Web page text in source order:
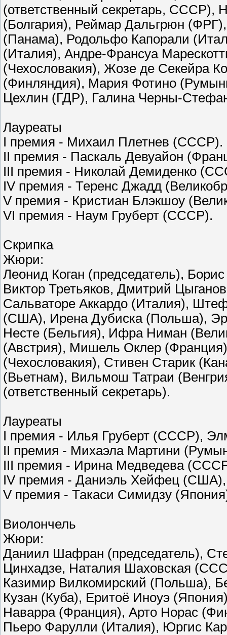
(ответственный секретарь, СССР),
(Болгария), Реймар Дальгрюн
(Панама), Родольфо Капорали
(Италия), Андре-Франсуа
(Чехословакия), Жозе де Секейра
(Финляндия), Мария Фотино
Цехлин (ГДР), Галина Черны-
Лауреаты
I премия - Михаил Плетнев (СССР).
II премия - Паскаль Девуайон
III премия - Николай Демиденко
IV премия - Теренс Джадд
V премия - Кристиан Блэкшоу
VI премия - Наум Груберт (СССР).
Скрипка
Жюри:
Леонид Коган (председатель),
Виктор Третьяков, Дмитрий
Сальваторе Аккардо (Италия),
(США), Ирена Дубиска (Польша),
Несте (Бельгия), Ифра Ниман
(Австрия), Мишель Оклер
(Чехословакия), Стивен Старик
(Вьетнам), Вильмош Татраи
(ответственный секретарь).
Лауреаты
I премия - Илья Груберт (СССР),
II премия - Михаэла Мартини
III премия - Ирина Медведева
IV премия - Даниэль Хейфец
V премия - Такаси Симидзу
Виолончель
Жюри:
Даниил Шафран (председатель),
Цинхадзе, Наталия Шаховская
Казимир Вилкомирский (Польша),
Кузан (Куба), Еритоё Иноуэ
Наварра (Франция), Арто Норас
Пьеро Фарулли (Италия), Юргис